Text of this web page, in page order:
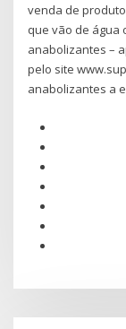
venda de
que vão de água
anabolizantes –
pelo site
anabolizantes a